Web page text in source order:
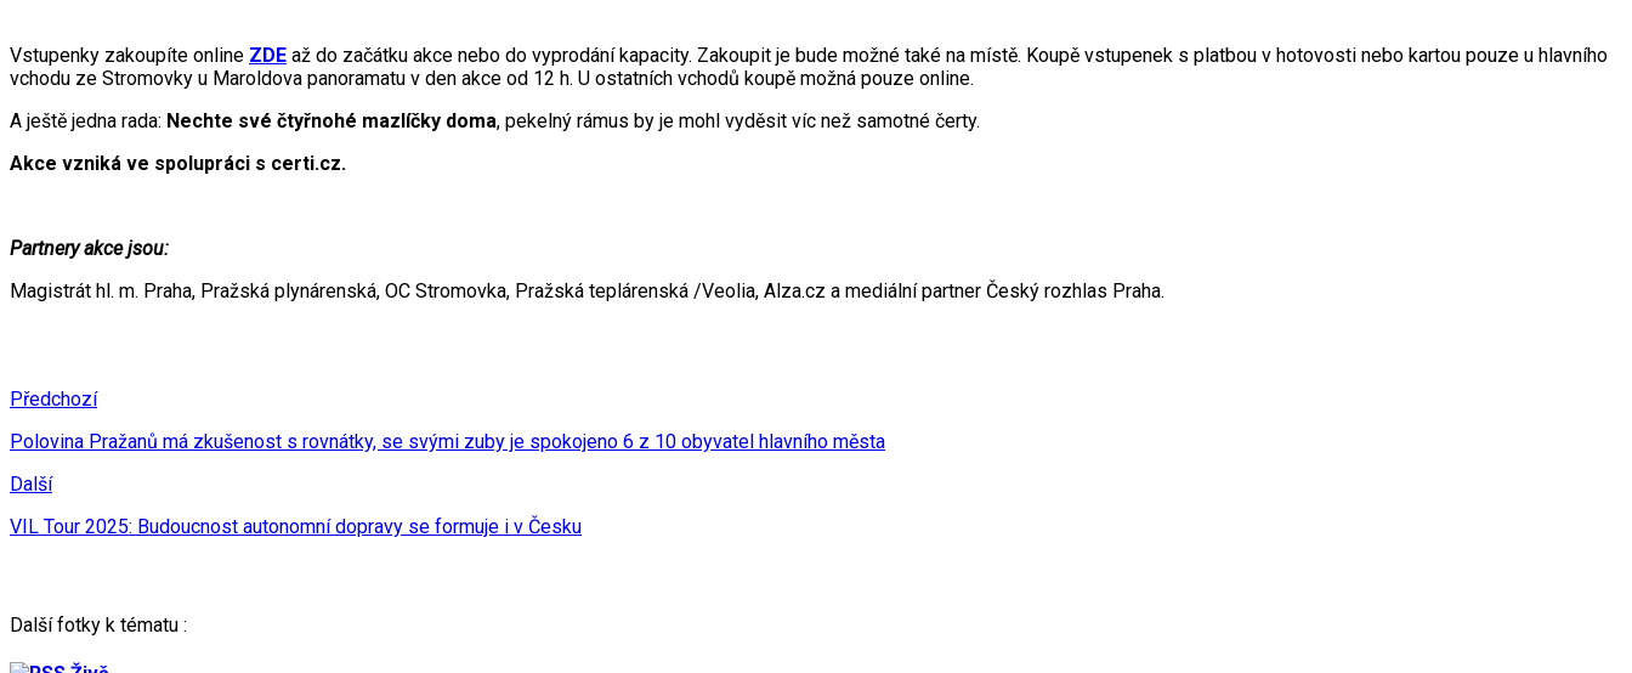
Vstupenky zakoupíte online ZDE až do začátku akce nebo do vyprodání kapacity. Zakoupit je bude možné také na místě. Koupě vstupenek s platbou v hotovosti nebo kartou pouze u hlavního
vchodu ze Stromovky u Maroldova panoramatu v den akce od 12 h. U ostatních vchodů koupě možná pouze online.
A ještě jedna rada: Nechte své čtyřnohé mazlíčky doma, pekelný rámus by je mohl vyděsit víc než samotné čerty.
Akce vzniká ve spolupráci s certi.cz.
Partnery akce jsou:
Magistrát hl. m. Praha, Pražská plynárenská, OC Stromovka, Pražská teplárenská /Veolia, Alza.cz a mediální partner Český rozhlas Praha.
Předchozí
Polovina Pražanů má zkušenost s rovnátky, se svými zuby je spokojeno 6 z 10 obyvatel hlavního města
Další
VIL Tour 2025: Budoucnost autonomní dopravy se formuje i v Česku
Další fotky k tématu :